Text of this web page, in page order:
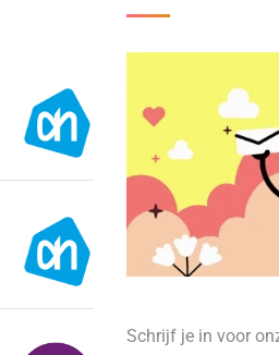
Schrijf je in voor